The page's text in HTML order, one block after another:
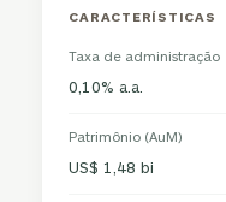
CARACTERÍSTICAS
Taxa de administração
0,10% a.a.
Patrimônio (AuM)
US$ 1,48 bi